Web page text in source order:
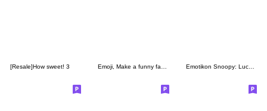
[Resale]How sweet! 3 Emotikon Snoopy: Lucu dan Santai